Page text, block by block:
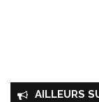
AILLEURS